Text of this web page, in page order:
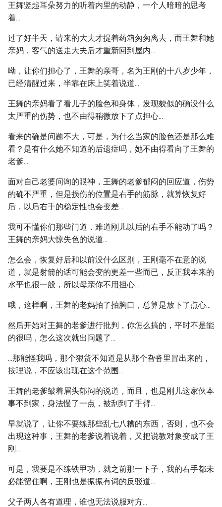
王舞竖起耳朵努力的听着内里的动静，一个人暗暗的思考
着...
过了好半天，请来的大夫才提着药箱匆匆离去，而王舞和她
亲妈，客气的送走大夫后才重新回到屋内...
呦，让你们担心了，王舞的亲哥，名为王刚的十八岁少年，
已经清醒过来，半靠在床上笑着说道...
王舞的亲妈看了看儿子的脸色和身体，发现貌似的确没什么
太严重的伤势，也不由得稍微放下了点担心...
看来的确是问题不大，可是，为什么当家的脸色还是那么难
看？是有什么她不知道的后遗症吗，她不由得看向了王舞的
老爹...
面对自己老婆问询的眼神，王舞的老爹郁闷的回应道，伤势
的确不严重，但是损伤的位置是右手的筋脉，就算恢复好
后，以后右手的稳定性也会变差...
我可不懂你们那些门道，难道刚儿以后的右手不能动了吗？
王舞的亲妈大惊失色的说道...
怎么会，恢复好后和以前没什么区别，王刚毫不在意的说
道，就是射箭的话可能会变的更差一些而已，反正我本来的
水平也很一般，所以母亲你不用担心...
哦，这样啊，王舞的老妈拍了拍胸口，总算是放下了点心...
然后开始对王舞的老爹进行批判，你怎么搞的，平时不是能
的很吗，怎么这次就出问题了...
...那能怪我吗，那个狠货不知道是从那个旮沓里冒出来的，
按理说，不应该出现在这个范围...
王舞的老爹皱着眉头郁闷的说道，而且，也是刚儿这家伙本
事不到家，身法慢了一点，被刮到了手臂...
早就说了，让你不要练那些乱七八糟的东西，否则，也不会
出现这种事，王舞的老爹说着说着，又把说教对象变成了王
刚...
可是，我要是不练铁甲功，就之前那一下子，我的右手都未
必能留住啊，王刚也是振振有词的反驳道...
父子两人各有道理，谁也无法说服对方...